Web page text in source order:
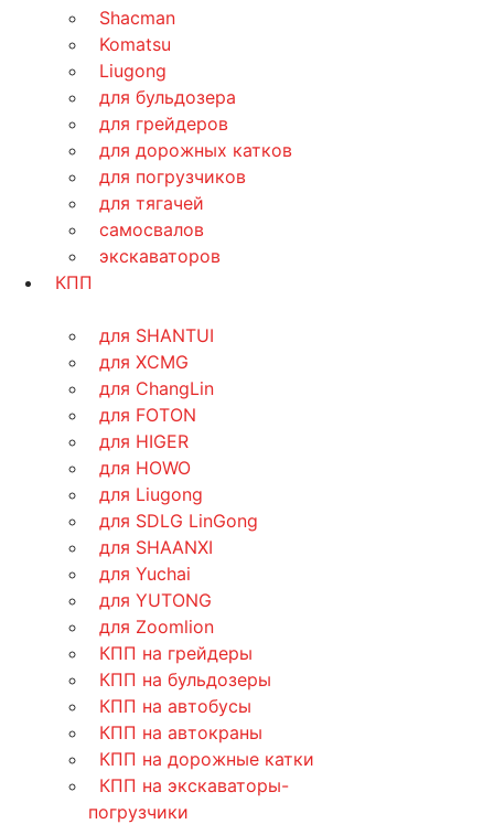
Shacman
Komatsu
Liugong
для бульдозера
для грейдеров
для дорожных катков
для погрузчиков
для тягачей
самосвалов
экскаваторов
КПП
для SHANTUI
для XCMG
для ChangLin
для FOTON
для HIGER
для HOWO
для Liugong
для SDLG LinGong
для SHAANXI
для Yuchai
для YUTONG
для Zoomlion
КПП на грейдеры
КПП на бульдозеры
КПП на автобусы
КПП на автокраны
КПП на дорожные катки
КПП на экскаваторы-
погрузчики